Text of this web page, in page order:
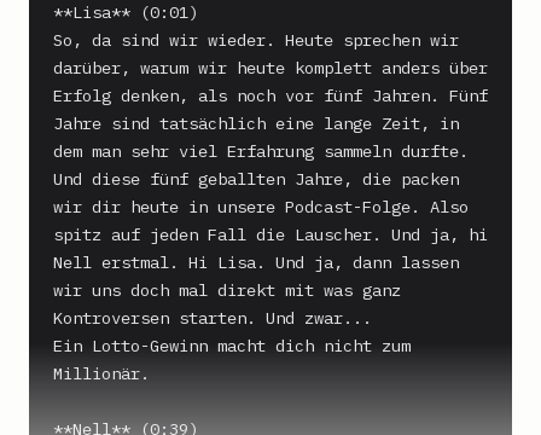
**Lisa** (0:01)
So, da sind wir wieder. Heute sprechen wir
darüber, warum wir heute komplett anders über
Erfolg denken, als noch vor fünf Jahren. Fünf
Jahre sind tatsächlich eine lange Zeit, in
dem man sehr viel Erfahrung sammeln durfte.
Und diese fünf geballten Jahre, die packen
wir dir heute in unsere Podcast-Folge. Also
spitz auf jeden Fall die Lauscher. Und ja, hi
Nell erstmal. Hi Lisa. Und ja, dann lassen
wir uns doch mal direkt mit was ganz
Kontroversen starten. Und zwar...
Ein Lotto-Gewinn macht dich nicht zum
Millionär.
**Nell** (0:39)